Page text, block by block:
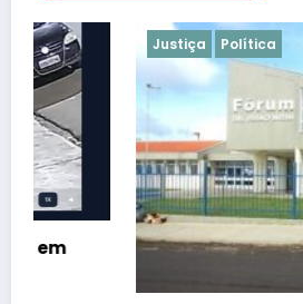
Justiça Política